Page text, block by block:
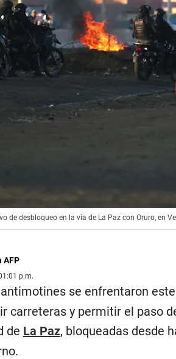
de desbloqueo en la vía de La Paz con Oruro, en
AFP
p.m.
se enfrentaron
carreteras y permitir el paso
de La Paz, bloqueadas desde